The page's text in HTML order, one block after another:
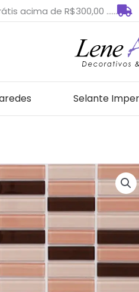
acima de R$300,00 ......
Selante